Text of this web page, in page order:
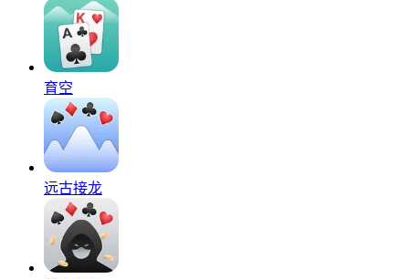
育空
远古接龙